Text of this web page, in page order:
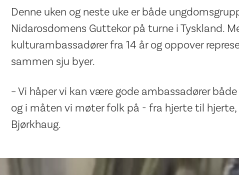
Denne uken og neste uke er både
Nidarosdomens Guttekor på turne i Tyskland.
kulturambassadører fra 14 år og oppover
sammen sju byer.
– Vi håper vi kan være gode ambassadører
og i måten vi møter folk på - fra hjerte til
Bjørkhaug.